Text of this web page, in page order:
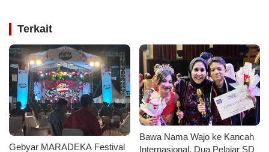
Terkait
Gebyar MARADEKA Festival
Bawa Nama Wajo ke Kancah
Internasional, Dua Pelajar SD